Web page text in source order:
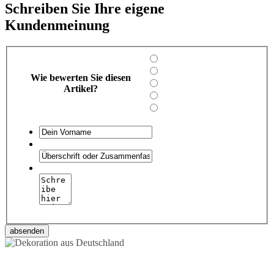
Schreiben Sie Ihre eigene
Kundenmeinung
Wie bewerten Sie diesen
Artikel?
absenden